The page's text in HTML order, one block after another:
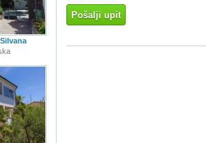
Pošalji upit